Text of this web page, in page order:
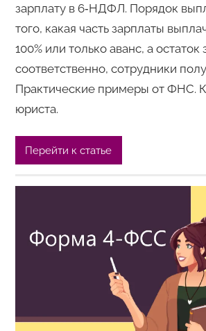
зарплату в 6‑НДФЛ. Порядок
того, какая часть зарплаты
100% или только аванс, а остаток
соответственно, сотрудники
Практические примеры от ФНС.
юриста.
Перейти к статье